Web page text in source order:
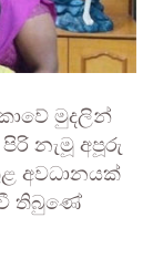
මුදලින්
නැමූ අපූරු
අවධානයක්
වී තිබුණේ